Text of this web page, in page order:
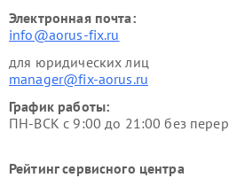
Электронная почта:
info@aorus-fix.ru
для юридических лиц
manager@fix-aorus.ru
График работы:
ПН-ВСК с 9:00 до 21:00 без
Рейтинг сервисного центра